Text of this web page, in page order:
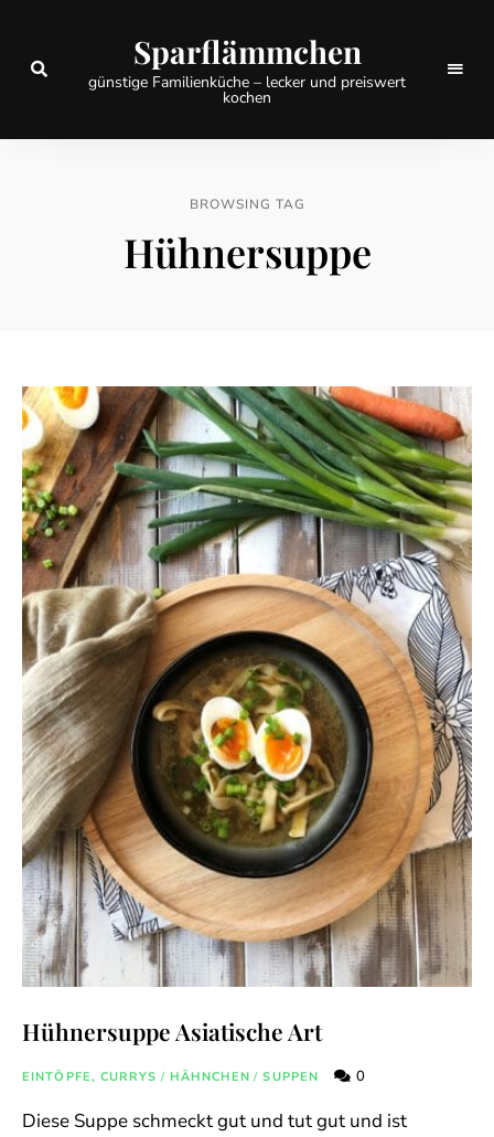
Sparflämmchen
günstige Familienküche – lecker und preiswert
kochen
BROWSING TAG
Hühnersuppe
Hühnersuppe Asiatische Art
EINTÖPFE, CURRYS / HÄHNCHEN / SUPPEN 0
Diese Suppe schmeckt gut und tut gut und ist